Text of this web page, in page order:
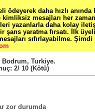
ödeyerek daha hızlı
mesajları her zaman
yazanlarla daha kolay
şans yaratma fırsatı. İlk
sıfırlayabilme. Şimdi
Bodrum, Turkiye.
2/ 10 (Kötü)
zor durumda